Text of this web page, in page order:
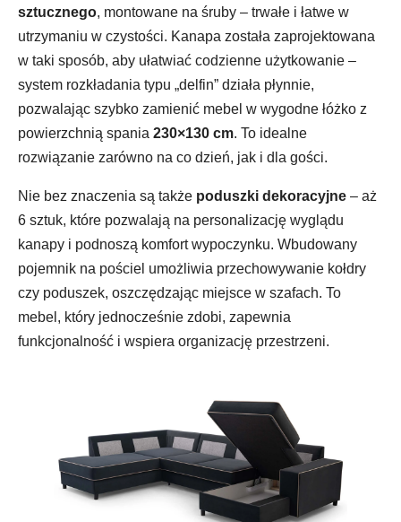
sztucznego, montowane na śruby – trwałe i łatwe w
utrzymaniu w czystości. Kanapa została zaprojektowana
w taki sposób, aby ułatwiać codzienne użytkowanie –
system rozkładania typu „delfin” działa płynnie,
pozwalając szybko zamienić mebel w wygodne łóżko z
powierzchnią spania 230×130 cm. To idealne
rozwiązanie zarówno na co dzień, jak i dla gości.
Nie bez znaczenia są także poduszki dekoracyjne – aż
6 sztuk, które pozwalają na personalizację wyglądu
kanapy i podnoszą komfort wypoczynku. Wbudowany
pojemnik na pościel umożliwia przechowywanie kołdry
czy poduszek, oszczędzając miejsce w szafach. To
mebel, który jednocześnie zdobi, zapewnia
funkcjonalność i wspiera organizację przestrzeni.